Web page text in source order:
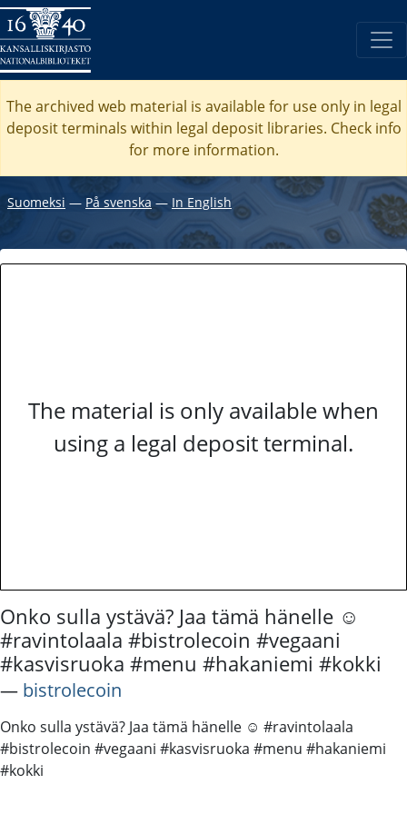
The archived web material is available for use only in legal
deposit terminals within legal deposit libraries. Check info
for more information.
Suomeksi ― På svenska ― In English
The material is only available when
using a legal deposit terminal.
Onko sulla ystävä? Jaa tämä hänelle ☺️
#ravintolaala #bistrolecoin #vegaani
#kasvisruoka #menu #hakaniemi #kokki
― bistrolecoin
Onko sulla ystävä? Jaa tämä hänelle ☺️ #ravintolaala
#bistrolecoin #vegaani #kasvisruoka #menu #hakaniemi
#kokki